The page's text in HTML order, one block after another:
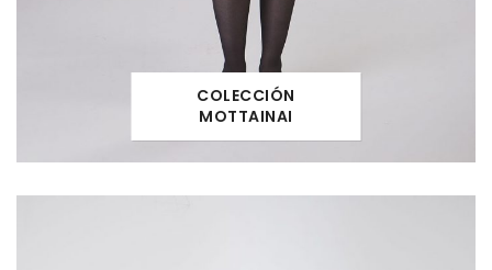
COLECCIÓN
MOTTAINAI